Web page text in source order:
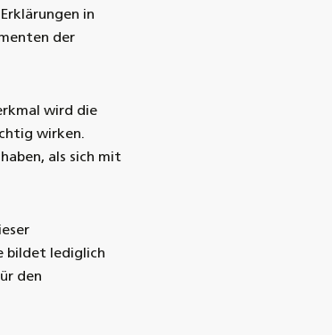
in
der
wird die
wirken.
als sich mit
bildet lediglich
den